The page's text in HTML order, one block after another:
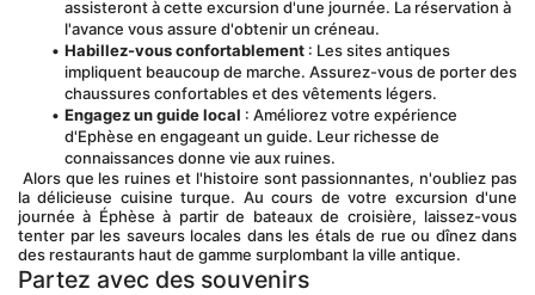
assisteront à cette excursion d'une journée. La réservation à
l'avance vous assure d'obtenir un créneau.
Habillez-vous confortablement : Les sites antiques
impliquent beaucoup de marche. Assurez-vous de porter des
chaussures confortables et des vêtements légers.
Engagez un guide local : Améliorez votre expérience
d'Ephèse en engageant un guide. Leur richesse de
connaissances donne vie aux ruines.
la délicieuse cuisine turque. Au cours de votre excursion d'une
journée à Éphèse à partir de bateaux de croisière, laissez-vous
tenter par les saveurs locales dans les étals de rue ou dînez dans
des restaurants haut de gamme surplombant la ville antique.
Partez avec des souvenirs